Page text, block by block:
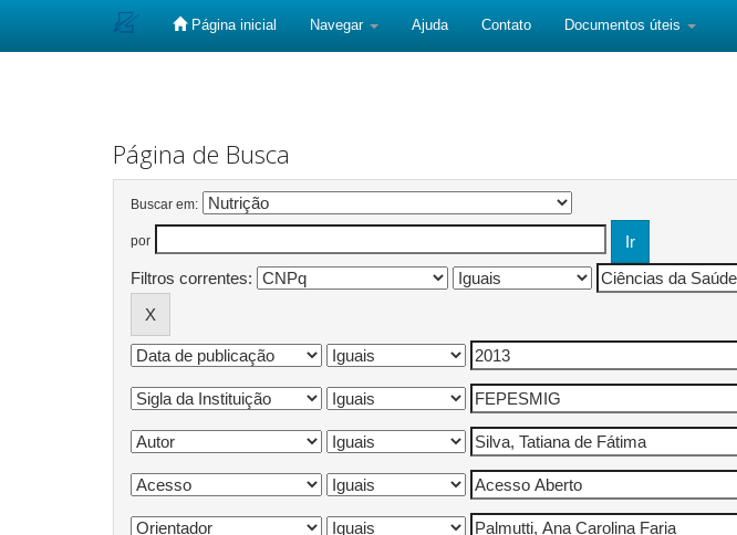
Página inicial Navegar Ajuda Contato Documentos úteis
Página de Busca
Buscar em:
por
Filtros correntes: